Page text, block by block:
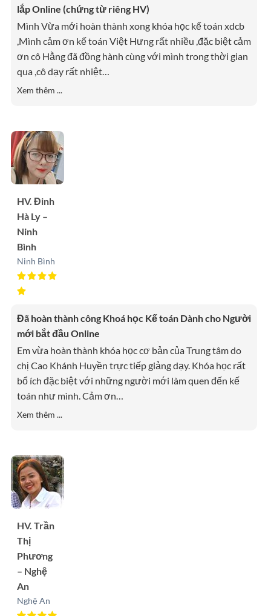
lắp Online (chứng từ riêng HV)
Mình Vừa mới hoàn thành xong khóa học kế toán xdcb
,Mình cảm ơn kế toán Việt Hưng rất nhiều ,đặc biệt cảm
ơn cô Hằng đã đồng hành cùng với mình trong thời gian
qua ,cô dạy rất nhiệt
Xem thêm ...
HV. Đinh
Hà Ly –
Ninh
Bình
Ninh Bình
Đã hoàn thành công Khoá học Kế toán Dành cho Người
mới bắt đầu Online
Em vừa hoàn thành khóa học cơ bản của Trung tâm do
chị Cao Khánh Huyền trực tiếp giảng dạy. Khóa học rất
bổ ích đặc biệt với những người mới làm quen đến kế
toán như mình. Cảm ơn
Xem thêm ...
HV. Trần
Thị
Phương
– Nghệ
An
Nghệ An